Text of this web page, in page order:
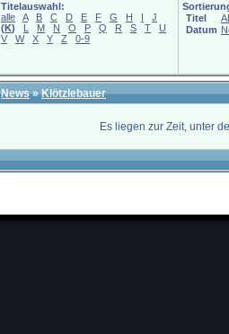
Titelauswahl:
alle
A B C D E F G H I
J
(K) L M N O P Q R S T
U
V
W X Y Z 0-9
Titel
Datum
News»Klötzlebauer
Es liegen zur Zeit, unter